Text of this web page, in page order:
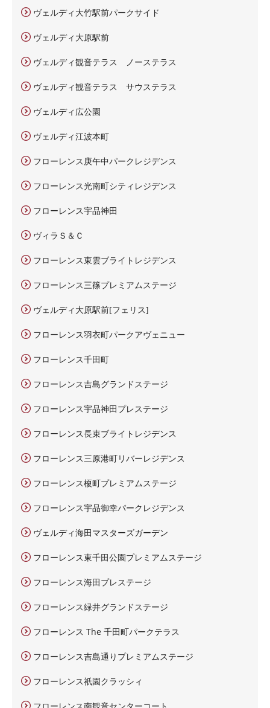
ヴェルディ大竹駅前パークサイド
ヴェルディ大原駅前
ヴェルディ観音テラス ノーステラス
ヴェルディ観音テラス サウステラス
ヴェルディ広公園
ヴェルディ江波本町
フローレンス庚午中パークレジデンス
フローレンス光南町シティレジデンス
フローレンス宇品神田
ヴィラＳ＆Ｃ
フローレンス東雲ブライトレジデンス
フローレンス三篠プレミアムステージ
ヴェルディ大原駅前[フェリス]
フローレンス羽衣町パークアヴェニュー
フローレンス千田町
フローレンス吉島グランドステージ
フローレンス宇品神田プレステージ
フローレンス長束ブライトレジデンス
フローレンス三原港町リバーレジデンス
フローレンス榎町プレミアムステージ
フローレンス宇品御幸パークレジデンス
ヴェルディ海田マスターズガーデン
フローレンス東千田公園プレミアムステージ
フローレンス海田プレステージ
フローレンス緑井グランドステージ
フローレンス The 千田町パークテラス
フローレンス吉島通りプレミアムステージ
フローレンス祇園クラッシィ